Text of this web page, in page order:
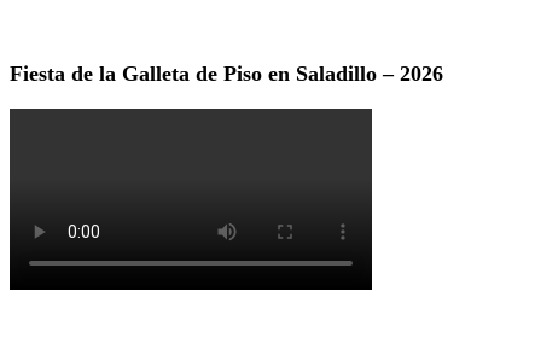
Fiesta de la Galleta de Piso en Saladillo – 2026